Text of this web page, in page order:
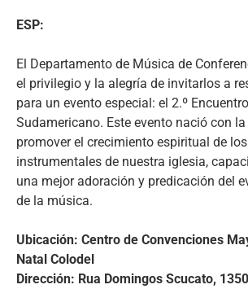
ESP:
El Departamento de Música de
el privilegio y la alegría de invitarlos a
para un evento especial: el 2.º
Sudamericano. Este evento nació con
promover el crecimiento espiritual de
instrumentales de nuestra iglesia,
una mejor adoración y predicación del
de la música.
Ubicación: Centro de Convenciones
Natal Colodel
Dirección: Rua Domingos Scucato,